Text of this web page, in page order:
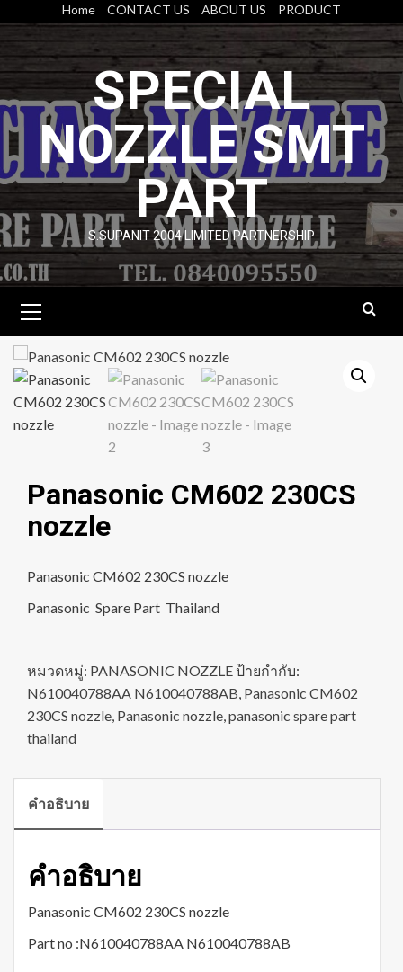
content
Home CONTACT US ABOUT US PRODUCT
SPECIAL
NOZZLE SMT
PART
S.SUPANIT 2004 LIMITED PARTNERSHIP
Menu
Panasonic CM602 230CS
nozzle
Panasonic CM602 230CS nozzle
Panasonic Spare Part Thailand
หมวดหมู่: PANASONIC NOZZLEป้ายกำกับ:
N610040788AA N610040788AB, Panasonic CM602
230CS nozzle, Panasonic nozzle,panasonic spare part
thailand
คำอธิบาย
คำอธิบาย
Panasonic CM602 230CS nozzle
Part no :N610040788AA N610040788AB